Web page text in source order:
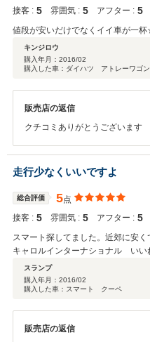
接客 : 5 雰囲気 : 5 アフター : 5
値段が安いだけでなくイイ車が一
キンジロウ
購入年月： 2016/02
購入した車：ダイハツ アトレーワゴ
販売店の返信
クチコミありがとうございます
走行少なくいいですよ
総合評価 5点
接客 : 5 雰囲気 : 5 アフター : 5
スマート探してました。近郊に安く
キャロルインターナショナル いい
スランプ
購入年月： 2016/02
購入した車：スマート クーペ
販売店の返信